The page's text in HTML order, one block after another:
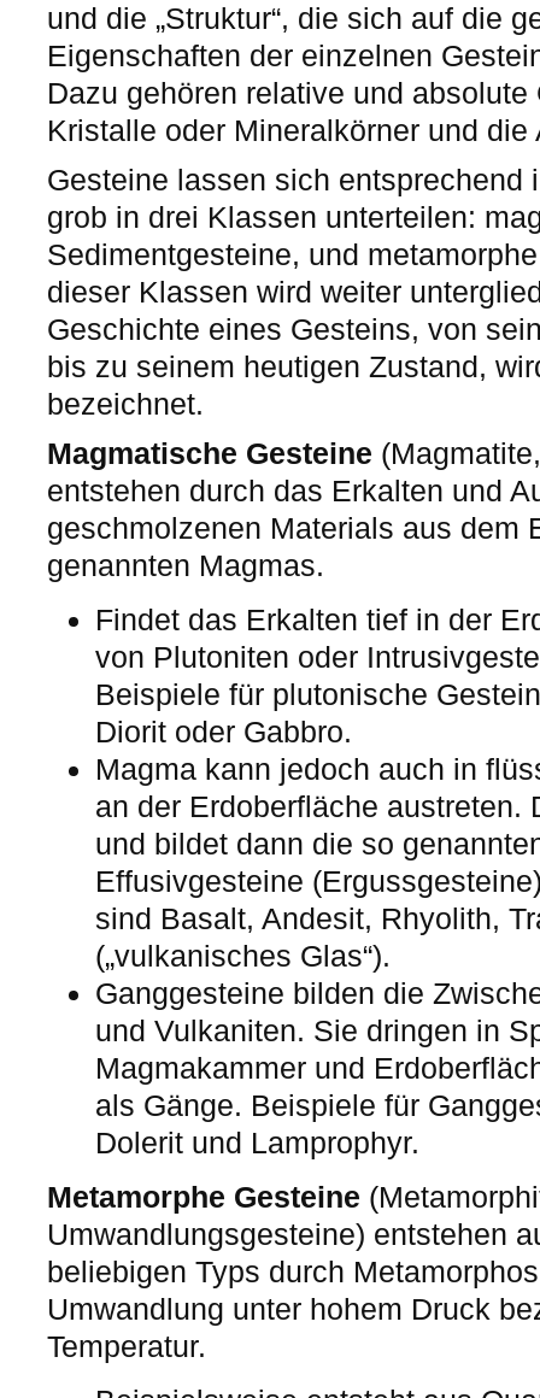
und die „Struktur“, die sich auf die
Eigenschaften der einzelnen
Dazu gehören relative und
Kristalle oder Mineralkörner und
Gesteine lassen sich entsprechend
grob in drei Klassen unterteilen:
Sedimentgesteine, und
dieser Klassen wird weiter
Geschichte eines Gesteins, von
bis zu seinem heutigen Zustand,
bezeichnet.
Magmatische Gesteine
entstehen durch das Erkalten und
geschmolzenen Materials aus dem
genannten Magmas.
Findet das Erkalten tief in der
von Plutoniten oder
Beispiele für plutonische
Diorit oder Gabbro.
Magma kann jedoch auch in
an der Erdoberfläche austreten.
und bildet dann die so
Effusivgesteine
sind Basalt, Andesit, Rhyolith,
(„vulkanisches Glas“).
Ganggesteine bilden die
und Vulkaniten. Sie dringen in
Magmakammer und
als Gänge. Beispiele für
Dolerit und Lamprophyr.
Metamorphe Gesteine
Umwandlungsgesteine) entstehen
beliebigen Typs durch
Umwandlung unter hohem Druck
Temperatur.